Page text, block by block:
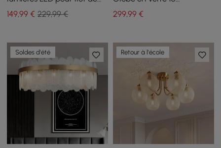
cuisine doré avec abat-
jour en verre à intensité
149,99 € 229,99 €
Ampoules Noir pour
Cuisine pour Salle à
299,99€
Soldes d'été Retour à l'école